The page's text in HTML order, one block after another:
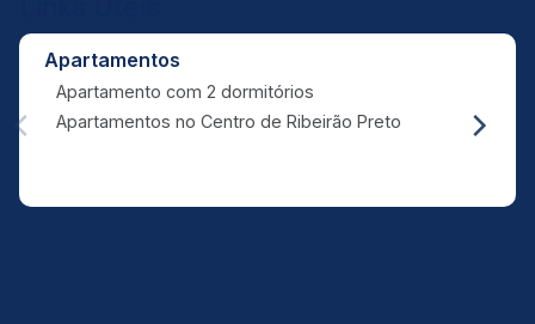
Apartamentos
Apartamento com 2 dormitórios
Apartamentos no Centro de Ribeirão Preto